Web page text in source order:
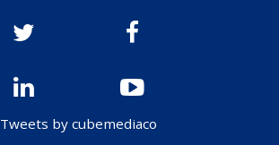
Tweets by cubemediaco